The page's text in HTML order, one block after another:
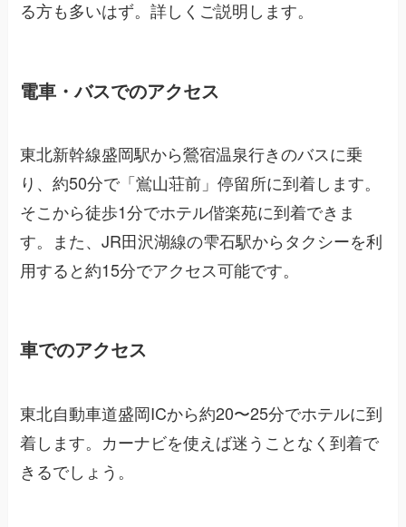
る方も多いはず。詳しくご説明します。
電車・バスでのアクセス
東北新幹線盛岡駅から鶯宿温泉行きのバスに乗
り、約50分で「鴬山荘前」停留所に到着します。
そこから徒歩1分でホテル偕楽苑に到着できま
す。また、JR田沢湖線の雫石駅からタクシーを利
用すると約15分でアクセス可能です。
車でのアクセス
東北自動車道盛岡ICから約20〜25分でホテルに到
着します。カーナビを使えば迷うことなく到着で
きるでしょう。